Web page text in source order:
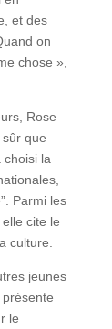
et des
on
chose »,
Rose
sûr que
choisi la
Parmi les
cite le
culture.
jeunes
le